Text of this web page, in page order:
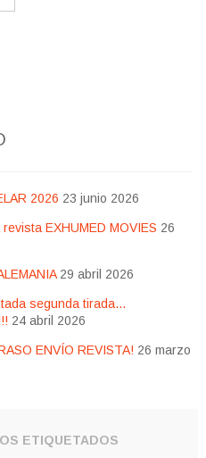
2026 23 junio 2026
EXHUMED MOVIES 26
29 abril 2026
segunda tirada…
24 abril 2026
ENVÍO REVISTA! 26 marzo
ETIQUETADOS